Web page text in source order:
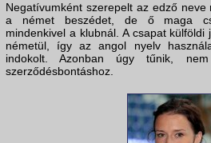
Negatívumként szerepelt az edző
a német beszédet, de ő maga
mindenkivel a klubnál. A csapat
németül, így az angol nyelv
indokolt. Azonban úgy tűnik,
szerződésbontáshoz.